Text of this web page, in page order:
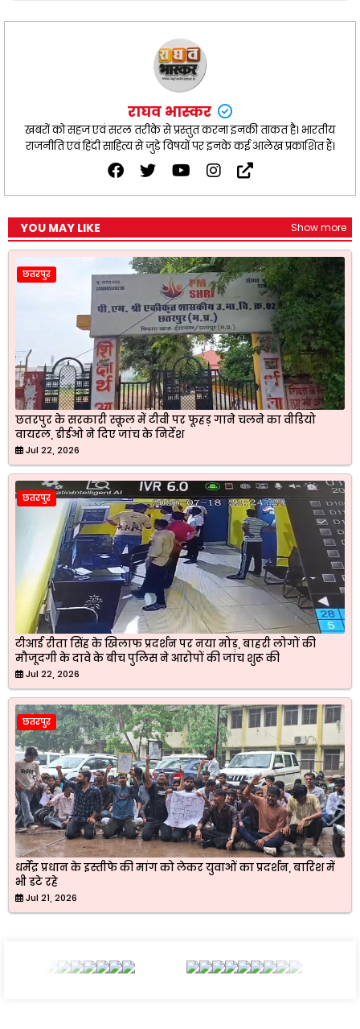
राघव भास्कर
खबरों को सहज एवं सरल तरीक़े से प्रस्तुत करना इनकी ताकत है। भारतीय
राजनीति एवं हिंदी साहित्य से जुड़े विषयों पर इनके कई आलेख प्रकाशित हैं।
YOU MAY LIKE Show more
छतरपुर
छतरपुर के सरकारी स्कूल में टीवी पर फूहड़ गाने चलने का वीडियो
वायरल, डीईओ ने दिए जांच के निर्देश
Jul 22, 2026
छतरपुर
टीआई रीता सिंह के खिलाफ प्रदर्शन पर नया मोड़, बाहरी लोगों की
मौजूदगी के दावे के बीच पुलिस ने आरोपों की जांच शुरू की
Jul 22, 2026
छतरपुर
धर्मेंद्र प्रधान के इस्तीफे की मांग को लेकर युवाओं का प्रदर्शन, बारिश में
भी डटे रहे
Jul 21, 2026